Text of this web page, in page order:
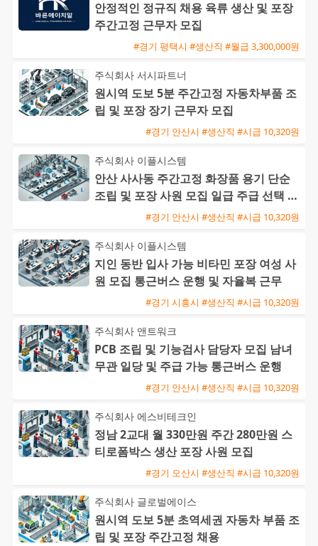
안정적인 정규직 채용 육류 생산 및 포장
주간고정 근무자 모집
#경기 평택시 #생산직 #월급 3,300,000원
주식회사 서시파트너
원시역 도보 5분 주간고정 자동차부품 조
립 및 포장 장기 근무자 모집
#경기 안산시 #생산직 #시급 10,320원
주식회사 이플시스템
안산 사사동 주간고정 화장품 용기 단순
조립 및 포장 사원 모집 일급 주급 선택 가
능 자차 출근자 환영
#경기 안산시 #생산직 #시급 10,320원
주식회사 이플시스템
지인 동반 입사 가능 비타민 포장 여성 사
원 모집 통근버스 운행 및 자율복 근무
#경기 시흥시 #생산직 #시급 10,320원
주식회사 앤트워크
PCB 조립 및 기능검사 담당자 모집 남녀
무관 일당 및 주급 가능 통근버스 운행
#경기 안산시 #생산직 #시급 10,320원
주식회사 에스비테크인
정남 2교대 월 330만원 주간 280만원 스
티로폼박스 생산 포장 사원 모집
#경기 오산시 #생산직 #시급 10,320원
주식회사 글로벌에이스
원시역 도보 5분 초역세권 자동차 부품 조
립 및 포장 주간고정 채용